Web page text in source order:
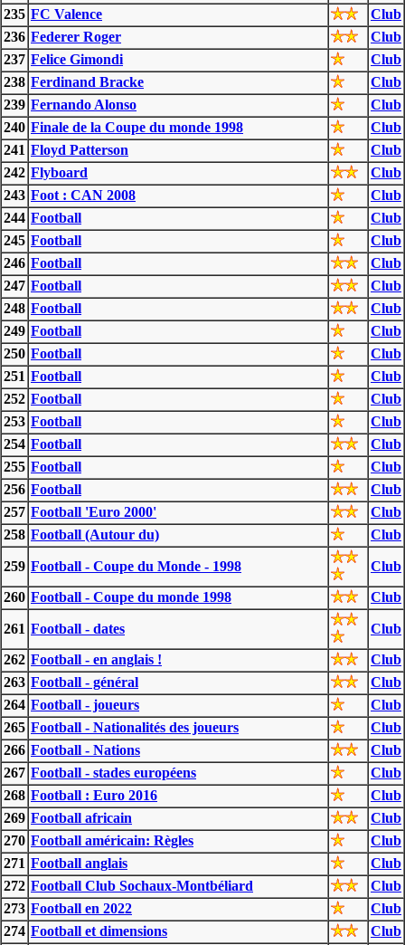
235 FC Valence
Club
236 Federer Roger
Club
237 Felice Gimondi
Club
238 Ferdinand Bracke
Club
239 Fernando Alonso
Club
240 Finale de la Coupe du monde 1998
Club
241 Floyd Patterson
Club
242 Flyboard
Club
243 Foot : CAN 2008
Club
244 Football
Club
245 Football
Club
246 Football
Club
247 Football
Club
248 Football
Club
249 Football
Club
250 Football
Club
251 Football
Club
252 Football
Club
253 Football
Club
254 Football
Club
255 Football
Club
256 Football
Club
257 Football 'Euro 2000'
Club
258 Football (Autour du) Club
259 Football - Coupe du Monde - 1998
Club
260 Football - Coupe du monde 1998 Club
261 Football - dates
Club
262 Football - en anglais !
Club
263 Football - général
Club
264 Football - joueurs
Club
265 Football - Nationalités des joueurs
Club
266 Football - Nations
Club
267 Football - stades européens
Club
268 Football : Euro 2016
Club
269 Football africain
Club
270 Football américain: Règles
Club
271 Football anglais
Club
272 Football Club Sochaux-Montbéliard
Club
273 Football en 2022
Club
274 Football et dimensions Club